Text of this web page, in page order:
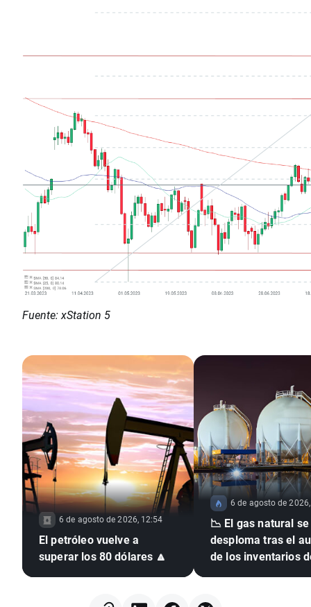
Fuente: xStation 5
6 de agosto de 2026, 12:54
El petróleo vuelve a
superar los 80 dólares 🔼
6 de agosto de
📉 El gas natural se
desploma tras el
de los inventarios